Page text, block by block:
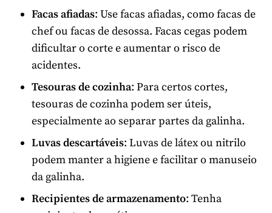
Facas afiadas: Use facas afiadas, como facas de
chef ou facas de desossa. Facas cegas podem
dificultar o corte e aumentar o risco de
acidentes.
Tesouras de cozinha: Para certos cortes,
tesouras de cozinha podem ser úteis,
especialmente ao separar partes da galinha.
Luvas descartáveis: Luvas de látex ou nitrilo
podem manter a higiene e facilitar o manuseio
da galinha.
Recipientes de armazenamento: Tenha